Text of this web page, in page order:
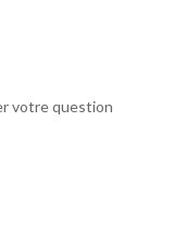
votre question